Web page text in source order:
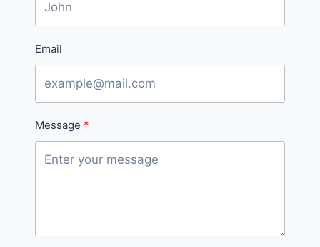
Email
Message